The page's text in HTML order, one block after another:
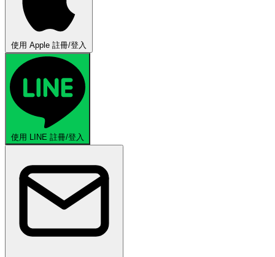
使用 Apple 註冊/登入
使用 LINE 註冊/登入